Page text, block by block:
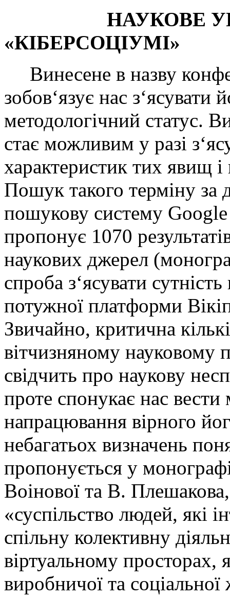
НАУКОВЕ
«КІБЕРСОЦІУМІ»
Винесене в назву
зобов‘язує нас з‘ясувати
методологічний статус.
стає можливим у разі
характеристик тих явищ і
Пошук такого терміну за
пошукову систему Google
пропонує 1070
наукових джерел
спроба з‘ясувати
потужної платформи
Звичайно, критична
вітчизняному науковому
свідчить про наукову
проте спонукає нас вести
напрацювання вірного
небагатьох визначень
пропонується у
Воінової та В.
«суспільство людей, які
спільну колективну
віртуальному просторах,
виробничої та